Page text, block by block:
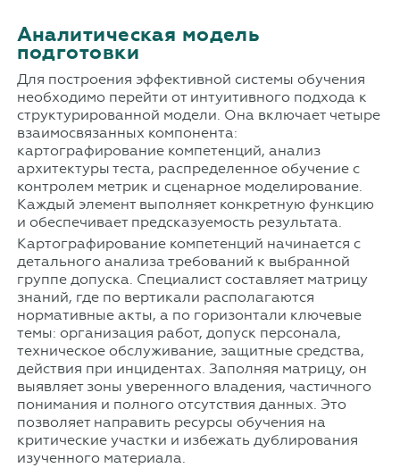
Аналитическая модель
подготовки
Для построения эффективной системы обучения
необходимо перейти от интуитивного подхода к
структурированной модели. Она включает четыре
взаимосвязанных компонента:
картографирование компетенций, анализ
архитектуры теста, распределенное обучение с
контролем метрик и сценарное моделирование.
Каждый элемент выполняет конкретную функцию
и обеспечивает предсказуемость результата.
Картографирование компетенций начинается с
детального анализа требований к выбранной
группе допуска. Специалист составляет матрицу
знаний, где по вертикали располагаются
нормативные акты, а по горизонтали ключевые
темы: организация работ, допуск персонала,
техническое обслуживание, защитные средства,
действия при инцидентах. Заполняя матрицу, он
выявляет зоны уверенного владения, частичного
понимания и полного отсутствия данных. Это
позволяет направить ресурсы обучения на
критические участки и избежать дублирования
изученного материала.